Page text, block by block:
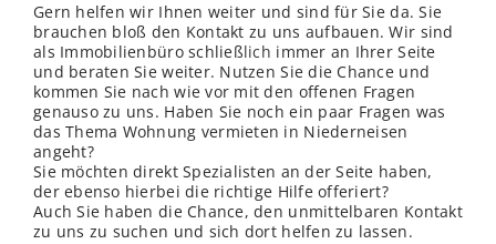
Gern helfen wir Ihnen weiter und sind für Sie da. Sie
brauchen bloß den Kontakt zu uns aufbauen. Wir sind
als Immobilienbüro schließlich immer an Ihrer Seite
und beraten Sie weiter. Nutzen Sie die Chance und
kommen Sie nach wie vor mit den offenen Fragen
genauso zu uns. Haben Sie noch ein paar Fragen was
das Thema Wohnung vermieten in Niederneisen
angeht?
Sie möchten direkt Spezialisten an der Seite haben,
der ebenso hierbei die richtige Hilfe offeriert?
Auch Sie haben die Chance, den unmittelbaren Kontakt
zu uns zu suchen und sich dort helfen zu lassen.